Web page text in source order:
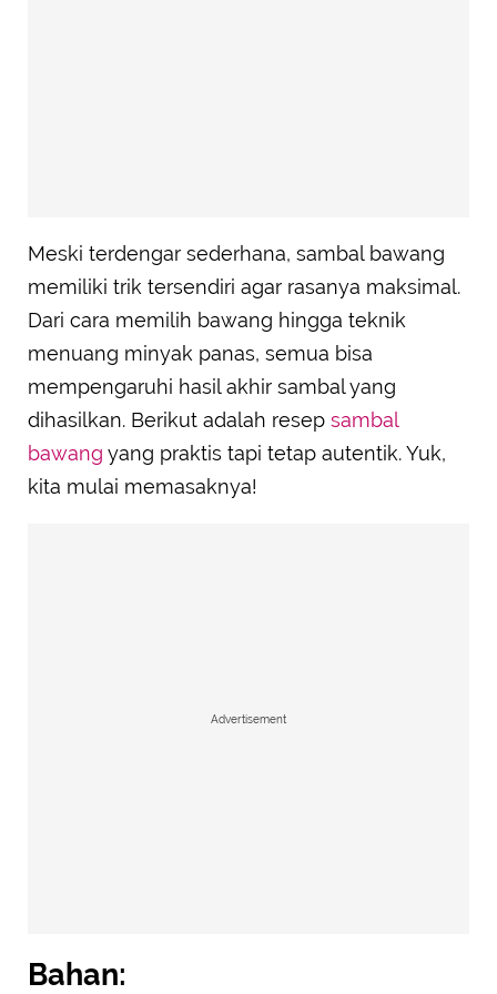
Meski terdengar sederhana, sambal bawang
memiliki trik tersendiri agar rasanya maksimal.
Dari cara memilih bawang hingga teknik
menuang minyak panas, semua bisa
mempengaruhi hasil akhir sambal yang
dihasilkan. Berikut adalah resep sambal
bawang yang praktis tapi tetap autentik. Yuk,
kita mulai memasaknya!
Advertisement
Bahan: